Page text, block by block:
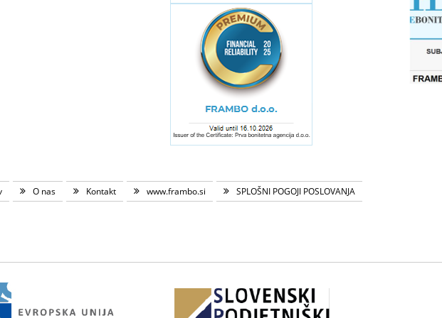
O nas Kontakt www.frambo.si SPLOŠNI POGOJI POSLOVANJA